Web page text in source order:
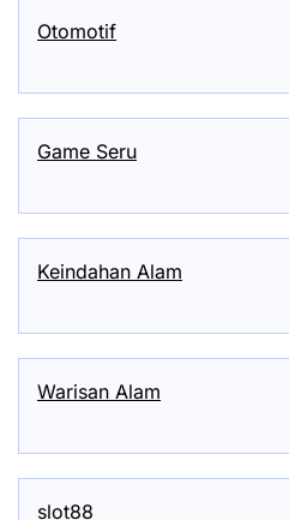
Otomotif
Game Seru
Keindahan Alam
Warisan Alam
slot88